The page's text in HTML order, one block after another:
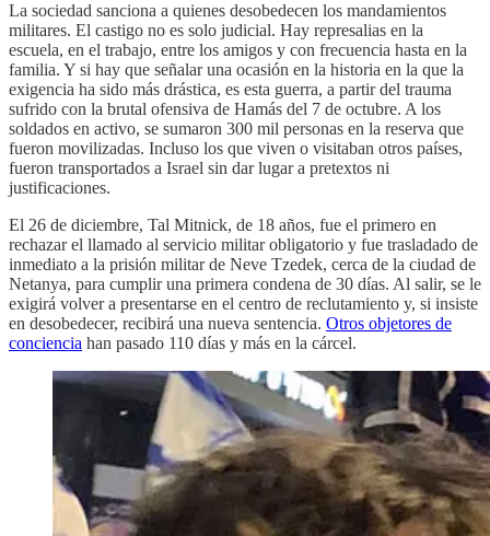
La sociedad sanciona a quienes desobedecen los mandamientos
militares. El castigo no es solo judicial. Hay represalias en la
escuela, en el trabajo, entre los amigos y con frecuencia hasta en la
familia. Y si hay que señalar una ocasión en la historia en la que la
exigencia ha sido más drástica, es esta guerra, a partir del trauma
sufrido con la brutal ofensiva de Hamás del 7 de octubre. A los
soldados en activo, se sumaron 300 mil personas en la reserva que
fueron movilizadas. Incluso los que viven o visitaban otros países,
fueron transportados a Israel sin dar lugar a pretextos ni
justificaciones.
El 26 de diciembre, Tal Mitnick, de 18 años, fue el primero en
rechazar el llamado al servicio militar obligatorio y fue trasladado de
inmediato a la prisión militar de Neve Tzedek, cerca de la ciudad de
Netanya, para cumplir una primera condena de 30 días. Al salir, se le
exigirá volver a presentarse en el centro de reclutamiento y, si insiste
en desobedecer, recibirá una nueva sentencia. Otros objetores de
conciencia han pasado 110 días y más en la cárcel.